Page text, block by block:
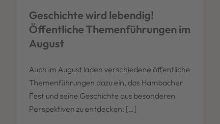
Geschichte wird lebendig!
Öffentliche Themenführungen im
August
Auch im August laden verschiedene öffentliche
Themenführungen dazu ein, das Hambacher
Fest und seine Geschichte aus besonderen
Perspektiven zu entdecken: […]